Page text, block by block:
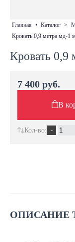
главная • каталог >
кровать 0,9 метра мд-1
Кровать
ОПИСАНИЕ
7 400 руб.
В
Кол-во: